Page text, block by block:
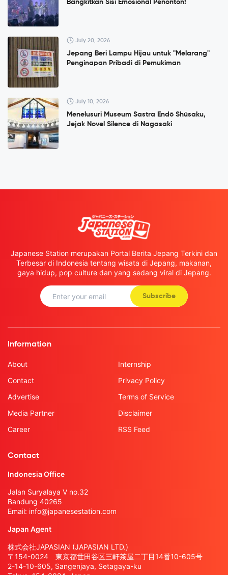
Bangkitkan Sisi Emosional Penonton!
July 20, 2026
Jepang Beri Lampu Hijau untuk "Melarang"
Penginapan Pribadi di Pemukiman
July 10, 2026
Menelusuri Museum Sastra Endō Shūsaku,
Jejak Novel Silence di Nagasaki
Japanese Station merupakan Portal Berita Jepang Terkini dan
Terbesar di Indonesia tentang wisata di Jepang, makanan,
gaya hidup, pop culture dan yang sedang viral di Jepang.
Subscribe
Information
About
Contact
Advertise
Media Partner
Career
Internship
Privacy Policy
Terms of Service
Disclaimer
RSS Feed
Contact
Indonesia Office
Jalan Suryalaya V no.32
Bandung 40265
Email: info@japanesestation.com
Japan Agent
株式会社JAPASIAN (JAPASIAN LTD.)
〒154-0024 東京都世田谷区三軒茶屋二丁目14番10-605号
2-14-10-605, Sangenjaya, Setagaya-ku